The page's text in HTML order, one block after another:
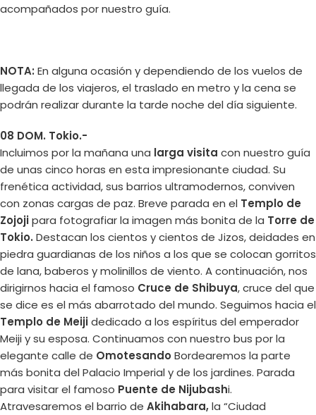
acompañados por nuestro guía.
NOTA: En alguna ocasión y dependiendo de los vuelos de
llegada de los viajeros, el traslado en metro y la cena se
podrán realizar durante la tarde noche del día siguiente.
08 DOM. Tokio.-
Incluimos por la mañana una larga visita con nuestro guía
de unas cinco horas en esta impresionante ciudad. Su
frenética actividad, sus barrios ultramodernos, conviven
con zonas cargas de paz. Breve parada en el Templo de
Zojojipara fotografiar la imagen más bonita de la Torre de
Tokio. Destacan los cientos y cientos de Jizos, deidades en
piedra guardianas de los niños a los que se colocan gorritos
de lana, baberos y molinillos de viento. A continuación, nos
dirigirnos hacia el famoso Cruce de Shibuya, cruce del que
se dice es el más abarrotado del mundo. Seguimos hacia el
Templo de Meijidedicado a los espíritus del emperador
Meiji y su esposa. Continuamos con nuestro bus por la
elegante calle de Omotesando Bordearemos la parte
más bonita del Palacio Imperial y de los jardines. Parada
para visitar el famoso Puente de Nijubashi.
Atravesaremos el barrio de Akihabara,la “Ciudad